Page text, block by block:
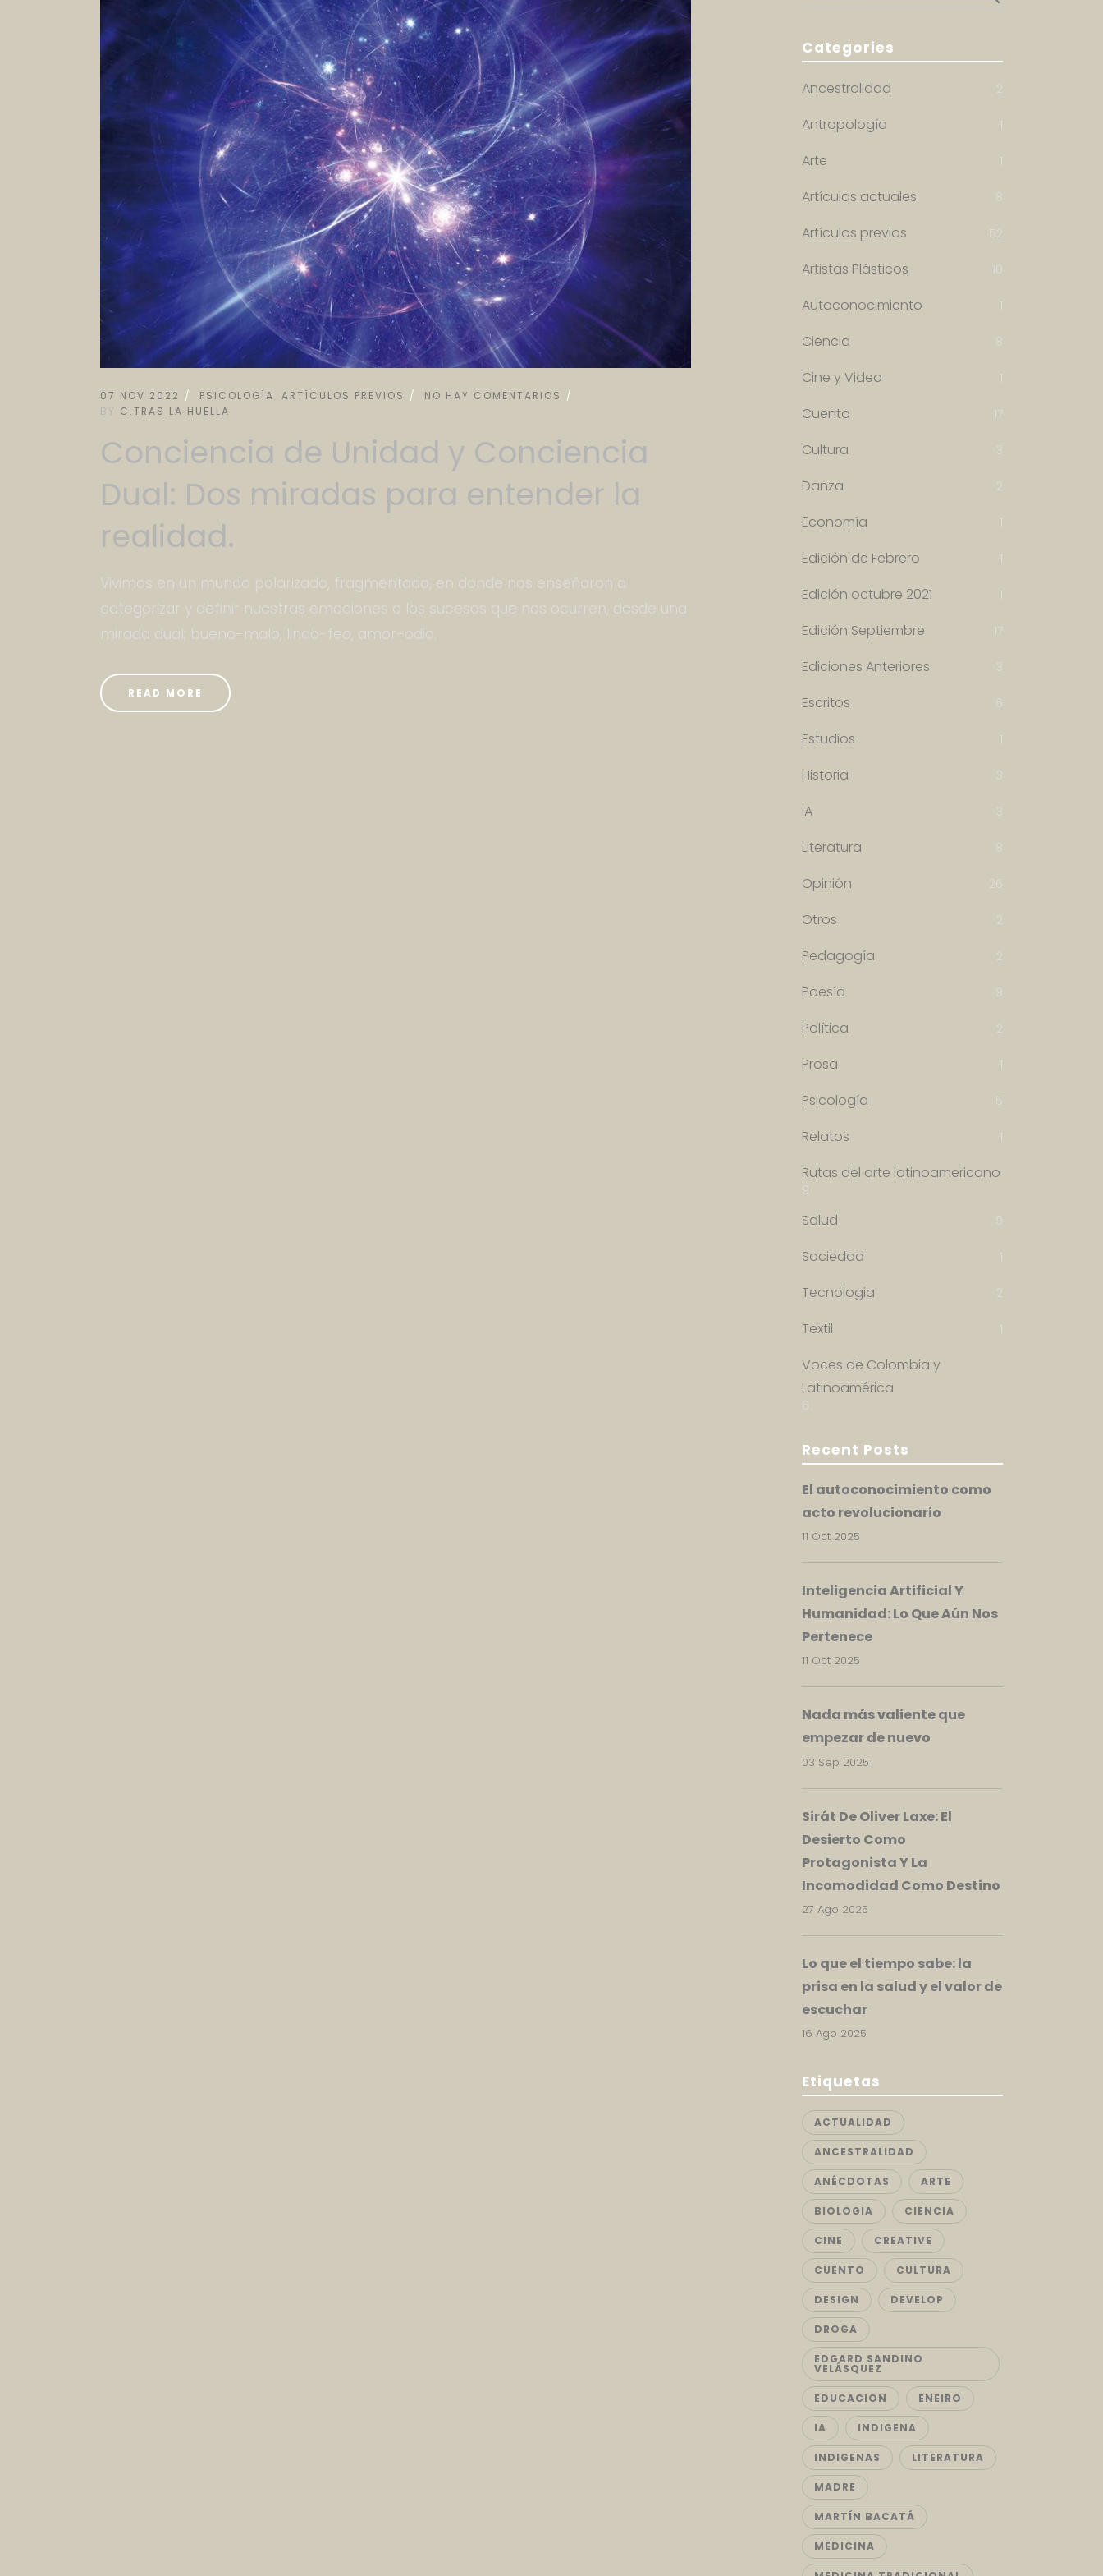
07 NOV 2022 PSICOLOGÍA ARTÍCULOS PREVIOS
NO HAY COMENTARIOS
BY C.TRAS LA HUELLA
Conciencia de Unidad y Conciencia
Dual: Dos miradas para entender la
realidad.
Vivimos en un mundo polarizado, fragmentado, en donde nos enseñaron a
categorizar y definir nuestras emociones o los sucesos que nos ocurren, desde una
mirada dual; bueno-malo, lindo-feo, amor-odio.
READ MORE
Categories
Ancestralidad 2
Antropología 1
Arte 1
Artículos actuales 8
Artículos previos 52
Artistas Plásticos 10
Autoconocimiento 1
Ciencia 8
Cine y Video 1
Cuento 17
Cultura 3
Danza 2
Economía 1
Edición de Febrero 1
Edición octubre 2021 1
Edición Septiembre 17
Ediciones Anteriores 3
Escritos 6
Estudios 1
Historia 3
IA 3
Literatura 8
Opinión 26
Otros 2
Pedagogía 2
Poesía 9
Política 2
Prosa 1
Psicología 5
Relatos 1
Rutas del arte latinoamericano
9
Salud 9
Sociedad 1
Tecnologia 2
Textil 1
Voces de Colombia y
Latinoamérica
6
Recent Posts
El autoconocimiento como
acto revolucionario
11 Oct 2025
Inteligencia Artificial Y
Humanidad: Lo Que Aún Nos
Pertenece
11 Oct 2025
Nada más valiente que
empezar de nuevo
03 Sep 2025
Sirát De Oliver Laxe: El
Desierto Como
Protagonista Y La
Incomodidad Como Destino
27 Ago 2025
Lo que el tiempo sabe: la
prisa en la salud y el valor de
escuchar
16 Ago 2025
Etiquetas
ACTUALIDAD
ANCESTRALIDAD
ANÉCDOTAS ARTE
BIOLOGIA CIENCIA
CINE CREATIVE
CUENTO CULTURA
DESIGN DEVELOP
DROGA
EDGARD SANDINO
VELÁSQUEZ
EDUCACION ENEIRO
IA INDIGENA
INDIGENAS LITERATURA
MADRE
MARTÍN BACATÁ
MEDICINA